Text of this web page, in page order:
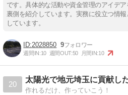
です。具体的な活動や資金管理のアイデ
裏側を紹介しています。実務に役立つ情
しています。
2028850 9
週間IN:10 週間OUT:50 月間IN:10
20
作れるだけ、作っていこう！